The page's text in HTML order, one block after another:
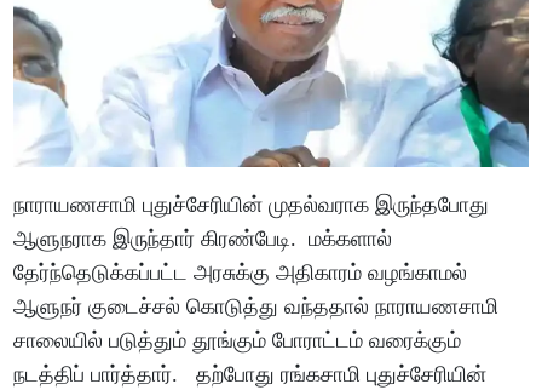
நாராயணசாமி புதுச்சேரியின் முதல்வராக இருந்தபோது
ஆளுநராக இருந்தார் கிரண்பேடி. மக்களால்
தேர்ந்தெடுக்கப்பட்ட அரசுக்கு அதிகாரம் வழங்காமல்
ஆளுநர் குடைச்சல் கொடுத்து வந்ததால் நாராயணசாமி
சாலையில் படுத்தும் தூங்கும் போராட்டம் வரைக்கும்
நடத்திப் பார்த்தார். தற்போது ரங்கசாமி புதுச்சேரியின்